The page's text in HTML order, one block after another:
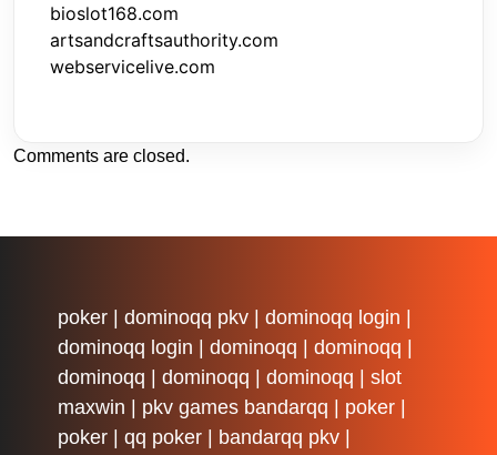
bioslot168.com
artsandcraftsauthority.com
webservicelive.com
Comments are closed.
poker dominoqq pkv dominoqq login
dominoqq login
dominoqq dominoqq
dominoqq
dominoqq dominoqq
slot
maxwin
pkv games bandarqq poker
poker
qq poker bandarqq pkv